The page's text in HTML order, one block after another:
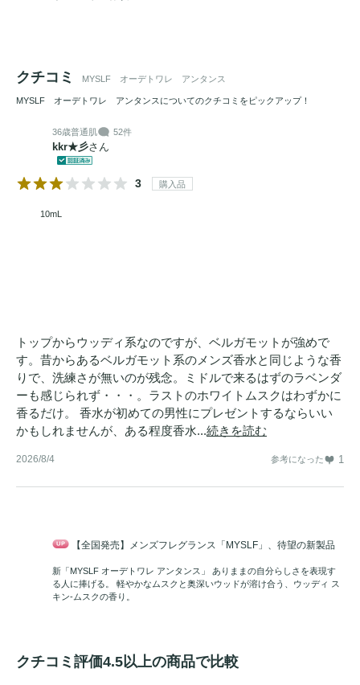
クチコミ MYSLF オーデトワレ アンタンス
MYSLF オーデトワレ アンタンスについてのクチコミをピックアップ！
36歳普通肌 52件
kkr★彡さん
3 購入品
10mL
トップからウッディ系なのですが、ベルガモットが強めで
す。昔からあるベルガモット系のメンズ香水と同じような香
りで、洗練さが無いのが残念。ミドルで来るはずのラベンダ
ーも感じられず・・・。ラストのホワイトムスクはわずかに
香るだけ。 香水が初めての男性にプレゼントするならいい
かもしれませんが、ある程度香水...続きを読む
2026/8/4 参考になった 1
【全国発売】メンズフレグランス「MYSLF」、待望の新製品
新「MYSLF オーデトワレ アンタンス」 ありままの自分らしさを表現す
る人に捧げる。 軽やかなムスクと奥深いウッドが溶け合う、ウッディ ス
キン-ムスクの香り。
クチコミ評価4.5以上の商品で比較